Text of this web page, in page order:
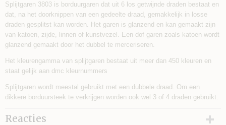
Splijtgaren 3803 is borduurgaren dat uit 6 los getwijnde draden bestaat en
dat, na het doorknippen van een gedeelte draad, gemakkelijk in losse
draden gesplitst kan worden. Het garen is glanzend en kan gemaakt zijn
van katoen, zijde, linnen of kunstvezel. Een dof garen zoals katoen wordt
glanzend gemaakt door het dubbel te merceriseren.
Het kleurengamma van splijtgaren bestaat uit meer dan 450 kleuren en
staat gelijk aan dmc kleurnummers
Splijtgaren wordt meestal gebruikt met een dubbele draad. Om een
dikkere borduursteek te verkrijgen worden ook wel 3 of 4 draden gebruikt.
Reacties